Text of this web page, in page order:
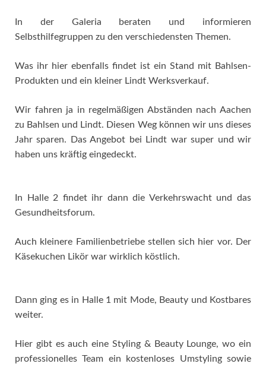
In der Galeria beraten und informieren
Selbsthilfegruppen zu den verschiedensten Themen.
Was ihr hier ebenfalls findet ist ein Stand mit Bahlsen-
Produkten und ein kleiner Lindt Werksverkauf.
Wir fahren ja in regelmäßigen Abständen nach Aachen
zu Bahlsen und Lindt. Diesen Weg können wir uns dieses
Jahr sparen. Das Angebot bei Lindt war super und wir
haben uns kräftig eingedeckt.
In Halle 2 findet ihr dann die Verkehrswacht und das
Gesundheitsforum.
Auch kleinere Familienbetriebe stellen sich hier vor. Der
Käsekuchen Likör war wirklich köstlich.
Dann ging es in Halle 1 mit Mode, Beauty und Kostbares
weiter.
Hier gibt es auch eine Styling & Beauty Lounge, wo ein
professionelles Team ein kostenloses Umstyling sowie